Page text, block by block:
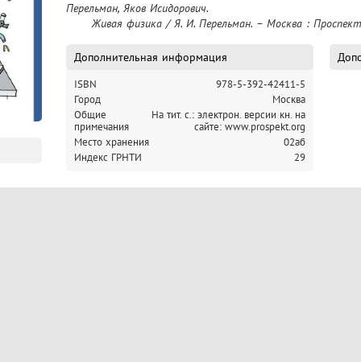
Перельман, Яков Исидорович.
Живая физика / Я. И. Перельман. – Москва :
Дополнительная информация
ISBN
978-5-392-42411-5
Город
Москва
Общие
примечания
На тит. с.: электрон. версии кн. на
сайте: www.prospekt.org
Место хранения
02аб
Индекс ГРНТИ
29